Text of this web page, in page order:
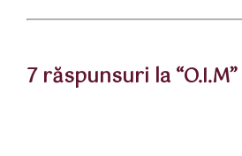
7 răspunsuri la “O.I.M”